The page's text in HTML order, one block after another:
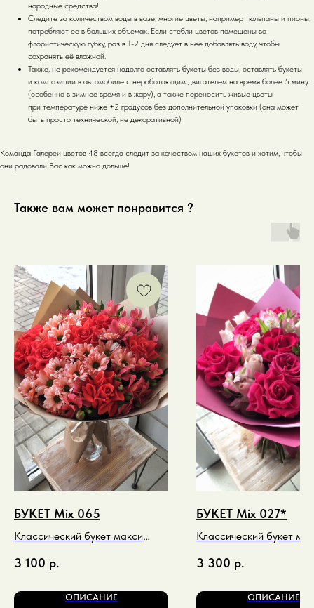
народные средства!
Следите за количеством воды в вазе, многие цветы, например тюльпаны и пионы,
потребляют ее в больших объемах. Если стебли цветов помещены во
флористическую губку, раз в 1-2 дня следует в нее добавлять воду, чтобы
сохранять её влажной.
Также, не рекомендуется надолго оставлять букеты без воды, оставлять букеты
и композиции в автомобиле с неработающим двигателем на время более 5 минут
(особенно в зимнее время и в жару), а также переносить живые цветы
при температуре ниже +2 градусов без дополнительной упаковки (она может
быть просто технической, не декоративной)
Команда Галереи цветов 48 всегда следит за качеством наших букетов и хотим, чтобы
они радовали Вас как можно дольше!
Также вам может понравится ?
БУКЕТ Mix 065
Классический букет макси
терракотовых тонах
3 100 р.
ОПИСАНИЕ
БУКЕТ Mix 027*
Классический букет
оттенках
3 300 р.
ОПИСАНИЕ